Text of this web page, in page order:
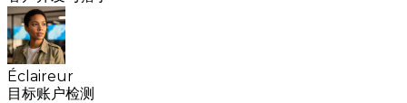
Éclaireur
目标账户检测